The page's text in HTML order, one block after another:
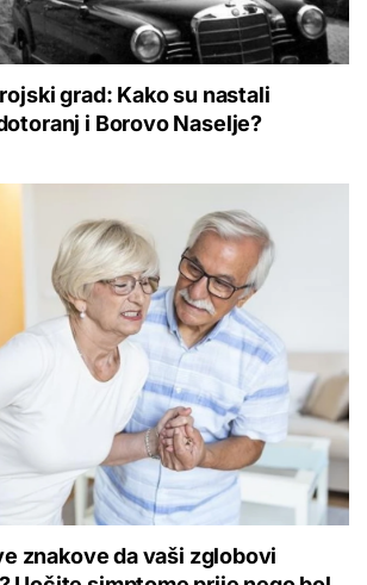
grad: Kako su nastali
i Borovo Naselje?
znakove da vaši zglobovi